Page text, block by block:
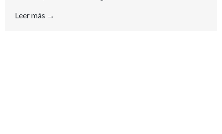
Leer más →